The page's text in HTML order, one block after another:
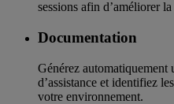
sessions afin d’améliorer
Documentation
Générez automatiquement
d’assistance et identifiez
votre environnement.